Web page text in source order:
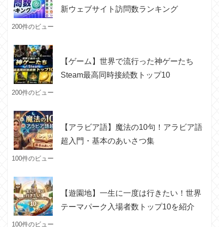
新ウェブサイト訪問数ランキング
200件のビュー
【ゲーム】世界で流行った神ゲーたち
Steam最高同時接続数トップ10
200件のビュー
【アラビア語】魔法の10句！アラビア語
超入門・基本のあいさつ集
100件のビュー
【遊園地】一生に一度は行きたい！世界
テーマパーク入場者数トップ10を紹介
100件のビュー